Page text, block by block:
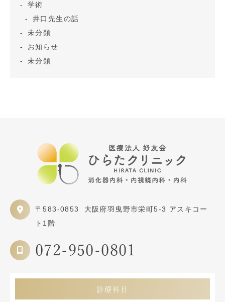
学術
井口先生の話
未分類
お知らせ
未分類
〒583-0853
大阪府羽曳野市栄町5-3 アスキコー
ト1階
072-950-0801
診療科目